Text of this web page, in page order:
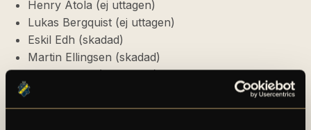
Henry Atola (ej uttagen)
Lukas Bergquist (ej uttagen)
Eskil Edh (skadad)
Martin Ellingsen (skadad)
Ahmad Faqa (ej uttagen)
Emmanuel Gono (ej uttagen)
Sixten Gustafsson (ej uttagen)